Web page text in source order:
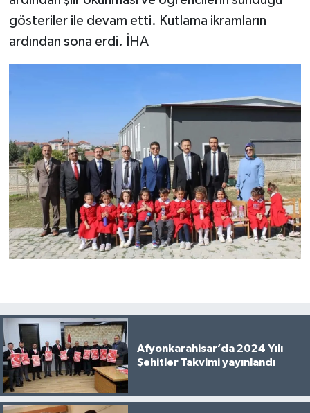
gösteriler ile devam etti. Kutlama ikramların
ardından sona erdi. İHA
Afyonkarahisar’da 2024 Yılı
Şehitler Takvimi yayınlandı